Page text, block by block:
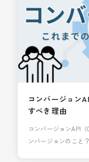
コンバージョン
すべき理由
コンバージョンAPI（
ンバージョンのこと